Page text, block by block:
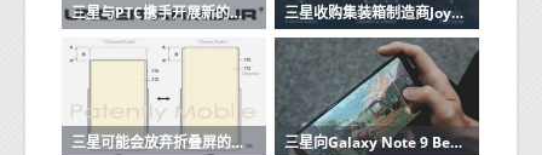
三星与PTC携手开展新的物联网计划 三星收购集装箱制造商Joyent将建立自己的云
三星可能会放弃折叠屏的移动体验 三星向Galaxy Note 9 Beta测试仪推出稳定的Android 10更新